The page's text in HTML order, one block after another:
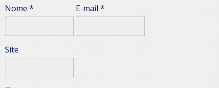
Nome * E-mail*
Site